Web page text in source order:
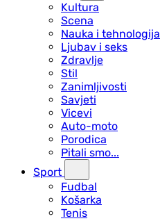
Kultura
Scena
Nauka i tehnologija
Ljubav i seks
Zdravlje
Stil
Zanimljivosti
Savjeti
Vicevi
Auto-moto
Porodica
Pitali smo...
Sport
Fudbal
Košarka
Tenis